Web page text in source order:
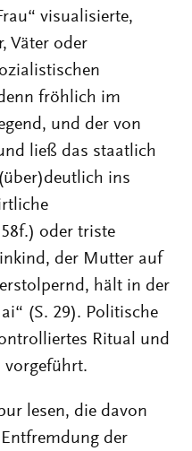
visualisierte,
Väter oder
fröhlich im
und der von
ließ das staatlich
ins
oder triste
der Mutter auf
hält in der
(S. 29). Politische
Ritual und
vorgeführt.
lesen, die davon
der